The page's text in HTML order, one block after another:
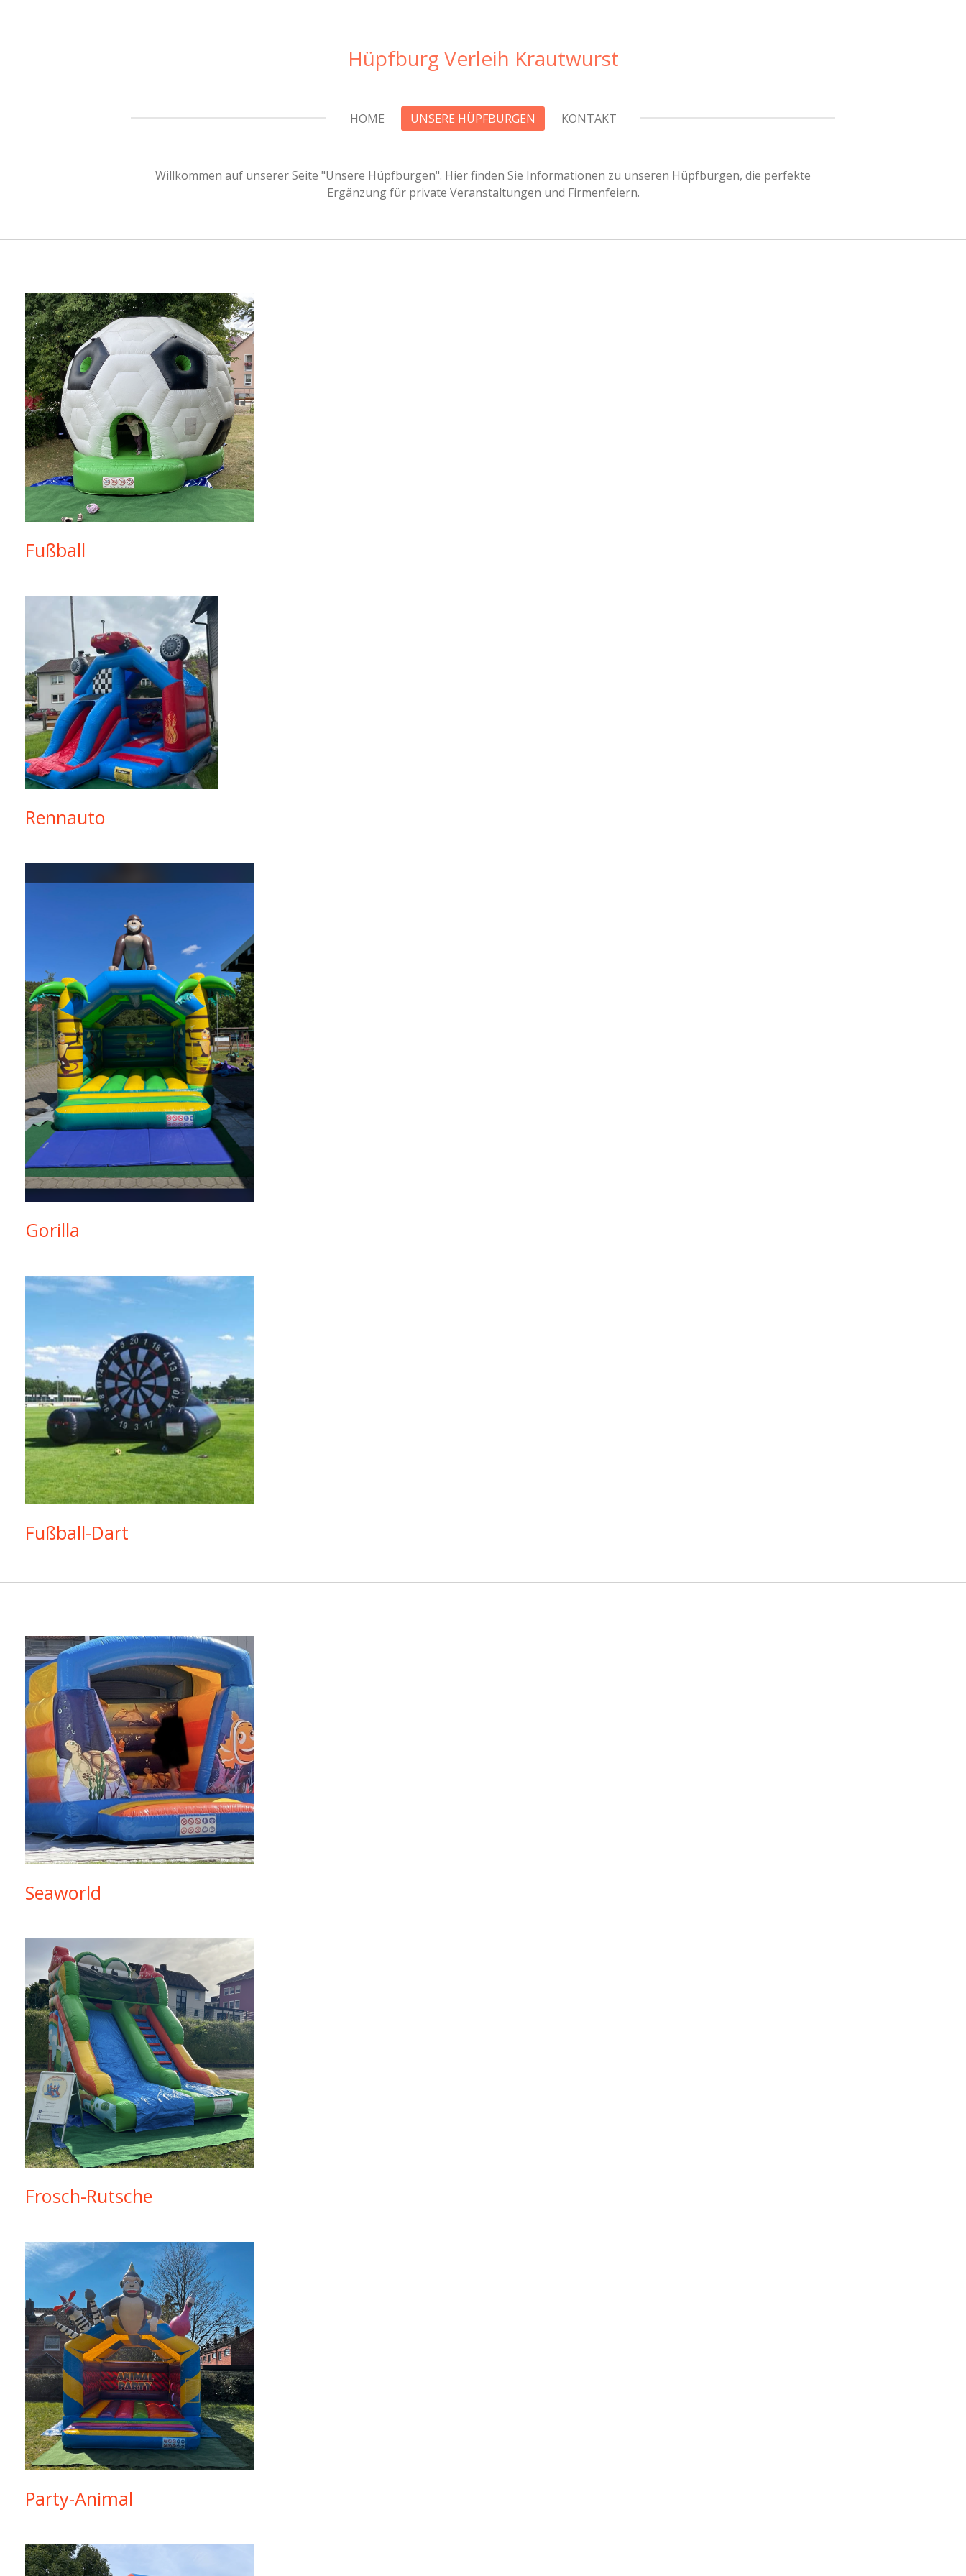
Hüpfburg Verleih Krautwurst
HOME UNSERE HÜPFBURGEN KONTAKT
Willkommen auf unserer Seite "Unsere Hüpfburgen". Hier finden Sie Informationen zu unseren Hüpfburgen, die perfekte
Ergänzung für private Veranstaltungen und Firmenfeiern.
Fußball
Rennauto
Gorilla
Fußball-Dart
Seaworld
Frosch-Rutsche
Party-Animal